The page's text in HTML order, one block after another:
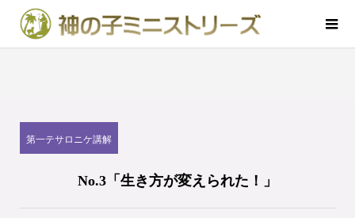
第一テサロニケ講解
No.3「生き方が変えられた！」